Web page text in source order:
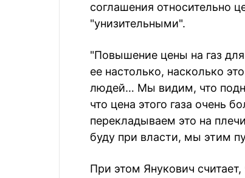
соглашения относительно
"унизительными".
"Повышение цены на газ
ее настолько, насколько
людей… Мы видим, что
что цена этого газа очень
перекладываем это на
буду при власти, мы этим
При этом Янукович